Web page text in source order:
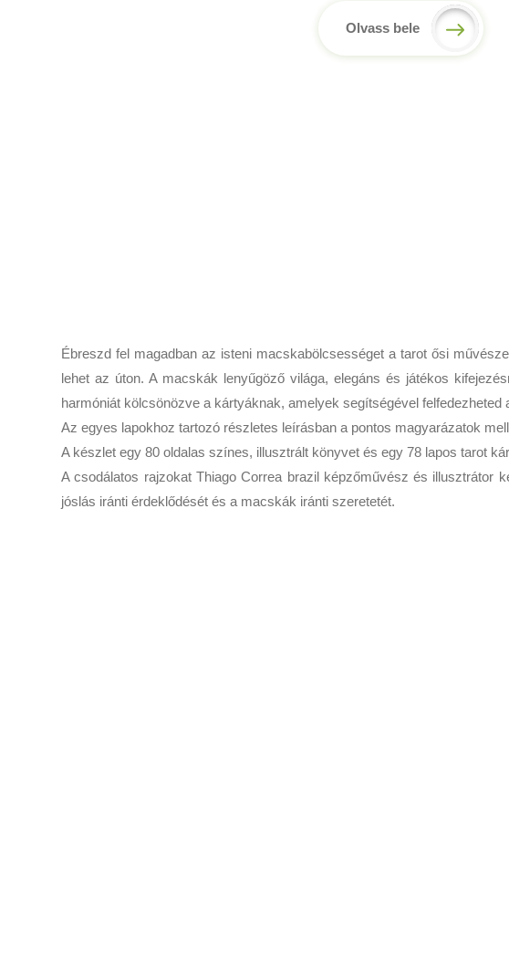
Olvass bele
Ébreszd fel magadban az isteni macskabölcsességet a tarot ősi
lehet az úton. A macskák lenyűgöző világa, elegáns és játékos
harmóniát kölcsönözve a kártyáknak, amelyek segítségével felfedezheted
Az egyes lapokhoz tartozó részletes leírásban a pontos magyarázatok
A készlet egy 80 oldalas színes, illusztrált könyvet és egy 78 lapos tarot
A csodálatos rajzokat Thiago Correa brazil képzőművész és
jóslás iránti érdeklődését és a macskák iránti szeretetét.